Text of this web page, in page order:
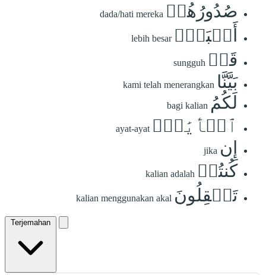
صُدُورُهُمۡ dada/hati mereka
أَكۡبَرُۚ lebih besar
قَدۡ sungguh
بَيَّنَّا kami telah menerangkan
لَكُمُ bagi kalian
ٱلۡأٓيَٰتِۖ ayat-ayat
إِن jika
كُنتُمۡ kalian adalah
تَعۡقِلُونَ kalian menggunakan akal
Terjemahan